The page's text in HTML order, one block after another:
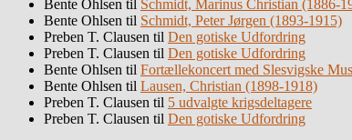
Bente Ohlsen til Schmidt, Marinus Christian (1886-
Bente Ohlsen til Schmidt, Peter Jørgen (1893-1915)
Preben T. Clausen til Den gotiske Udfordring
Preben T. Clausen til Den gotiske Udfordring
Bente Ohlsen til Fortællekoncert med Slesvigske
Bente Ohlsen til Lausen, Christian (1898-1918)
Preben T. Clausen til 5 udvalgte krigsdeltagere
Preben T. Clausen til Den gotiske Udfordring